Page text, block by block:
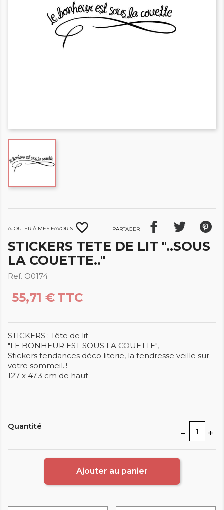
Ajouter à mes favoris favorite_border Partager
STICKERS TETE DE LIT "..SOUS
LA COUETTE.."
Ref. O0174
55,71 € TTC
STICKERS : Tête de lit
"LE BONHEUR EST SOUS LA COUETTE",
Stickers tendances déco literie, la tendresse veille sur
votre sommeil..!
127 x 47.3 cm de haut
Quantité
Ajouter au panier